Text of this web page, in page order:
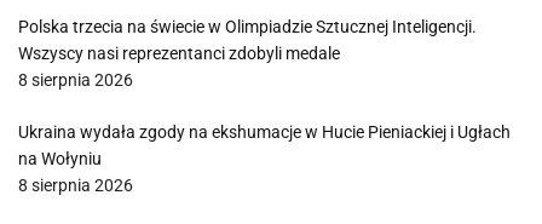
Polska trzecia na świecie w Olimpiadzie Sztucznej Inteligencji.
Wszyscy nasi reprezentanci zdobyli medale
8 sierpnia 2026
Ukraina wydała zgody na ekshumacje w Hucie Pieniackiej i Ugłach
na Wołyniu
8 sierpnia 2026